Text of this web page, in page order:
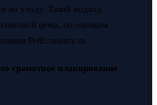
по уходу. Такой подход
цены, по оценкам
PetEconomy.ru.
грамотное планирование